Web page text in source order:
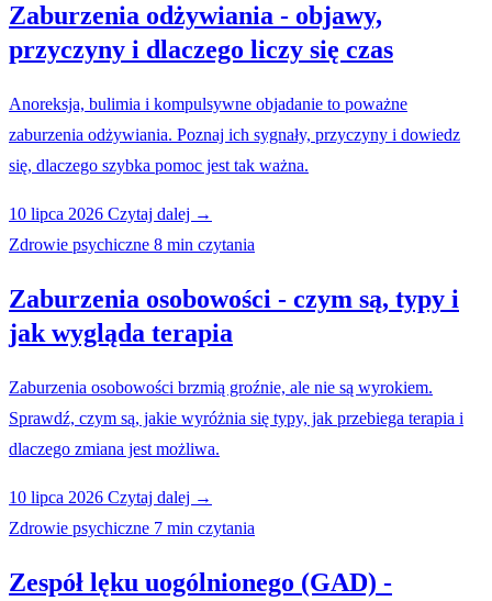
Zaburzenia odżywiania - objawy,
przyczyny i dlaczego liczy się czas
Anoreksja, bulimia i kompulsywne objadanie to poważne
zaburzenia odżywiania. Poznaj ich sygnały, przyczyny i dowiedz
się, dlaczego szybka pomoc jest tak ważna.
10 lipca 2026 Czytaj dalej →
Zdrowie psychiczne 8 min czytania
Zaburzenia osobowości - czym są, typy i
jak wygląda terapia
Zaburzenia osobowości brzmią groźnie, ale nie są wyrokiem.
Sprawdź, czym są, jakie wyróżnia się typy, jak przebiega terapia i
dlaczego zmiana jest możliwa.
10 lipca 2026 Czytaj dalej →
Zdrowie psychiczne 7 min czytania
Zespół lęku uogólnionego (GAD) -